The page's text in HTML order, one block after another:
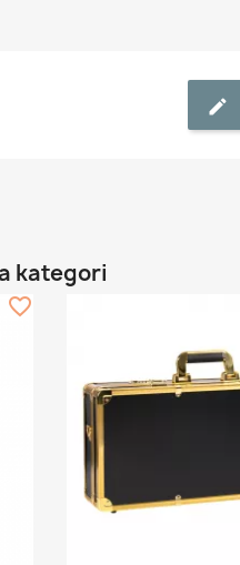
kategori
favorite_border